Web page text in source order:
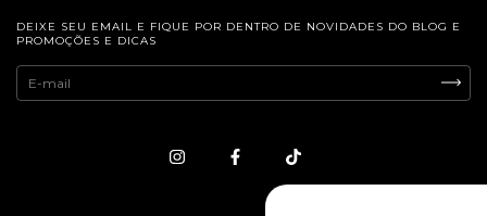
DEIXE SEU EMAIL E FIQUE POR DENTRO DE NOVIDADES DO BLOG E
PROMOÇÕES E DICAS